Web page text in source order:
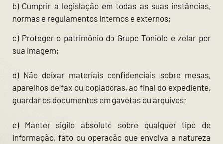
b) Cumprir a legislação em todas as suas instâncias,
normas e regulamentos internos e externos;
c) Proteger o patrimônio do Grupo Toniolo e zelar por
sua imagem;
d) Não deixar materiais confidenciais sobre mesas,
aparelhos de fax ou copiadoras, ao final do expediente,
guardar os documentos em gavetas ou arquivos;
e) Manter sigilo absoluto sobre qualquer tipo de
informação, fato ou operação que envolva a natureza